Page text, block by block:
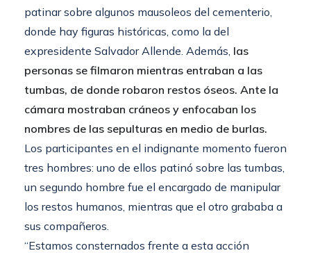
patinar sobre algunos mausoleos del cementerio,
donde hay figuras históricas, como la del
expresidente Salvador Allende. Además, las
personas se filmaron mientras entraban a las
tumbas, de donde robaron restos óseos. Ante la
cámara mostraban cráneos y enfocaban los
nombres de las sepulturas en medio de burlas.
Los participantes en el indignante momento fueron
tres hombres: uno de ellos patinó sobre las tumbas,
un segundo hombre fue el encargado de manipular
los restos humanos, mientras que el otro grababa a
sus compañeros.
“Estamos consternados frente a esta acción